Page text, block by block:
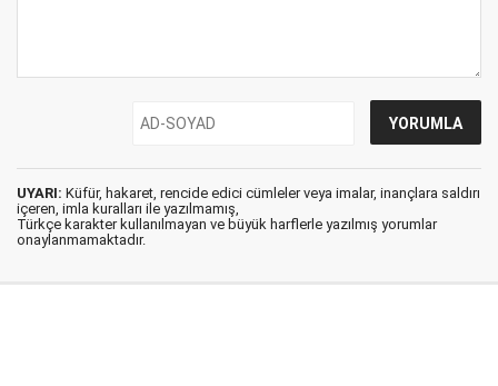
UYARI: Küfür, hakaret, rencide edici cümleler veya imalar, inançlara saldırı
içeren, imla kuralları ile yazılmamış,
Türkçe karakter kullanılmayan ve büyük harflerle yazılmış yorumlar
onaylanmamaktadır.